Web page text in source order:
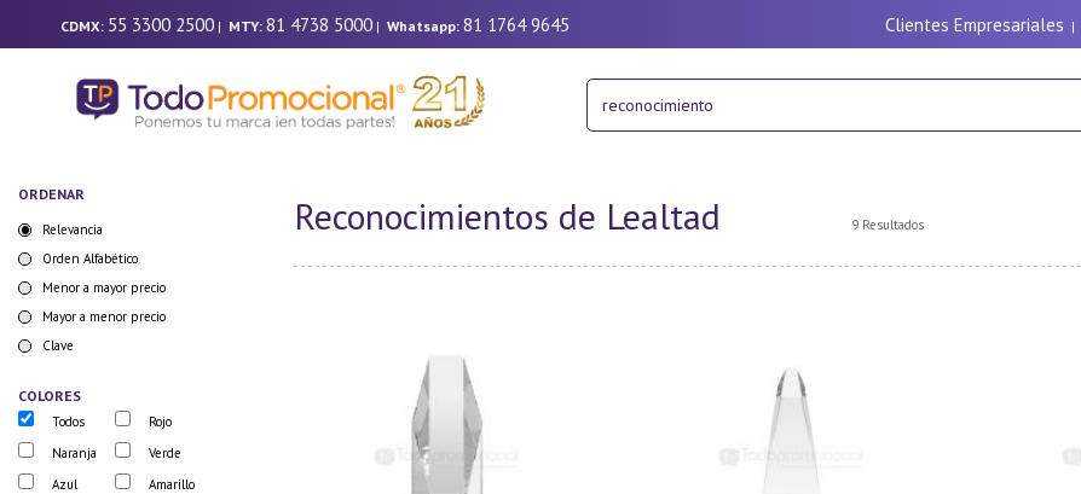
CDMX: 55 3300 2500 | MTY: 81 4738 5000 | Whatsapp: 81 1764 9645 Clientes Empresariales |
ORDENAR
Relevancia
Orden Alfabético
Menor a mayor precio
Mayor a menor precio
Clave
COLORES
Todos
Rojo
Naranja
Verde
Azul
Amarillo
Reconocimientos de Lealtad 9 Resultados